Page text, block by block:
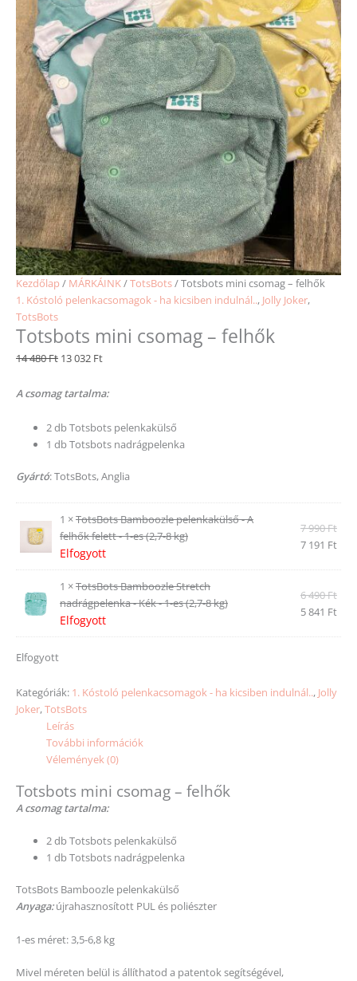
Kezdőlap / MÁRKÁINK/TotsBots/ Totsbots mini csomag – felhők
1. Kóstoló pelenkacsomagok - ha kicsiben indulnál.., Jolly Joker,
TotsBots
Totsbots mini csomag – felhők
14 480Ft 13 032 Ft
A csomag tartalma:
2 db Totsbots pelenkakülső
1 db Totsbots nadrágpelenka
Gyártó: TotsBots, Anglia
1 ×TotsBots Bamboozle pelenkakülső - A
felhők felett - 1-es (2,7-8 kg)
Elfogyott
7 990Ft
7 191 Ft
1 ×TotsBots Bamboozle Stretch
nadrágpelenka - Kék - 1-es (2,7-8 kg)
Elfogyott
6 490Ft
5 841 Ft
Elfogyott
Kategóriák: 1. Kóstoló pelenkacsomagok - ha kicsiben indulnál.., Jolly
Joker,TotsBots
Leírás
További információk
Vélemények (0)
Totsbots mini csomag – felhők
A csomag tartalma:
2 db Totsbots pelenkakülső
1 db Totsbots nadrágpelenka
TotsBots Bamboozle pelenkakülső
Anyaga:újrahasznosított PUL és poliészter
1-es méret: 3,5-6,8 kg
Mivel méreten belül is állíthatod a patentok segítségével,